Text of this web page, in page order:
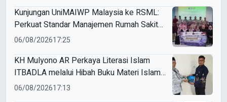
Kunjungan UniMAIWP Malaysia ke RSML:
Perkuat Standar Manajemen Rumah Sakit
Syariah
06/08/202617:25
KH Mulyono AR Perkaya Literasi Islam
ITBADLA melalui Hibah Buku Materi Islam
5 Jilid
06/08/202617:13